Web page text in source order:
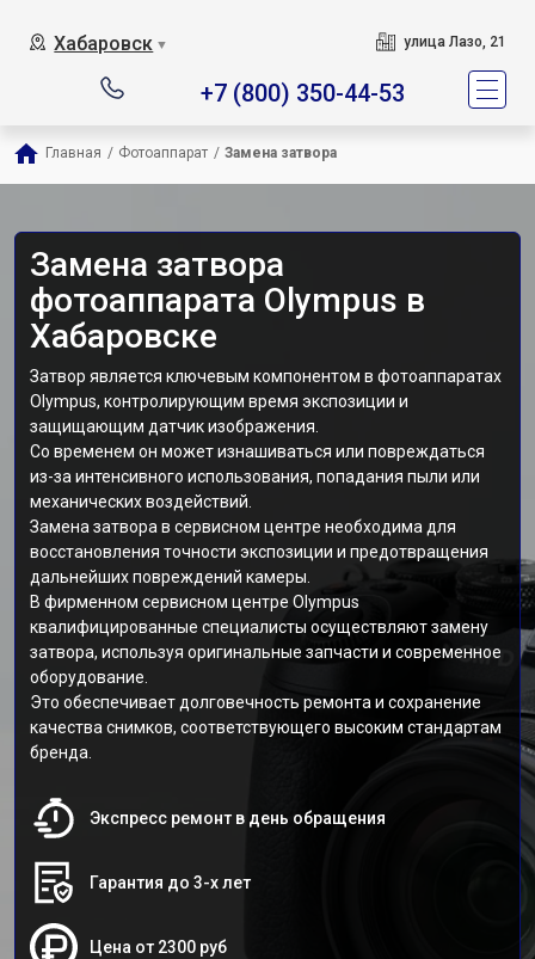
Хабаровск ▼ улица Лазо, 21
+7 (800) 350-44-53
Главная / Фотоаппарат / Замена затвора
Замена затвора
фотоаппарата Olympus в
Хабаровске
Затвор является ключевым компонентом в фотоаппаратах
Olympus, контролирующим время экспозиции и
защищающим датчик изображения.
Со временем он может изнашиваться или повреждаться
из-за интенсивного использования, попадания пыли или
механических воздействий.
Замена затвора в сервисном центре необходима для
восстановления точности экспозиции и предотвращения
дальнейших повреждений камеры.
В фирменном сервисном центре Olympus
квалифицированные специалисты осуществляют замену
затвора, используя оригинальные запчасти и современное
оборудование.
Это обеспечивает долговечность ремонта и сохранение
качества снимков, соответствующего высоким стандартам
бренда.
Экспресс ремонт в день обращения
Гарантия до 3-х лет
Цена от 2300 руб